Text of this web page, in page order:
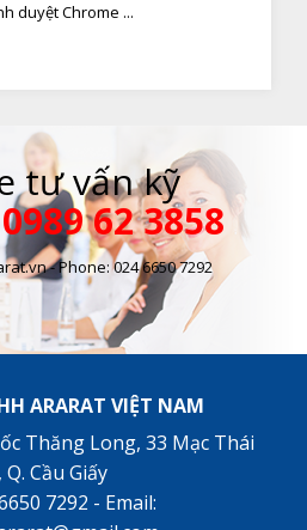
duyệt Chrome ...
tư vấn kỹ
0989 62 3858
- Phone: 024 6650 7292
ARARAT VIỆT NAM
Thăng Long, 33 Mạc Thái
Q. Cầu Giấy
7292 - Email: